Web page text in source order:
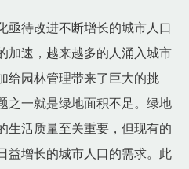
亟待改进不断增长的城市人口
加速，越来越多的人涌入城市
给园林管理带来了巨大的挑
之一就是绿地面积不足。绿地
生活质量至关重要，但现有的
益增长的城市人口的需求。此